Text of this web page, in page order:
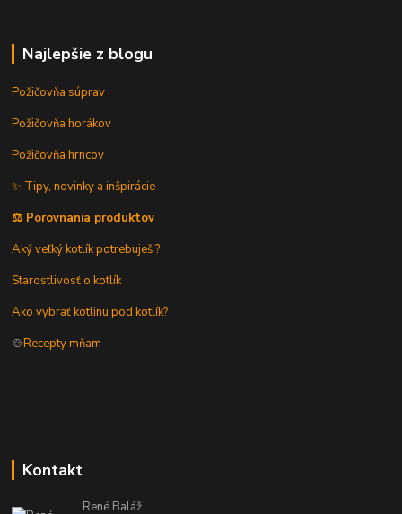
Najlepšie z blogu
Požičovňa súprav
Požičovňa horákov
Požičovňa hrncov
✨ Tipy, novinky a inšpirácie
⚖️ Porovnania produktov
Aký veľký kotlík potrebuješ ?
Starostlivosť o kotlík
Ako vybrať kotlinu pod kotlík?
🍲Recepty mňam
Kontakt
René Baláž